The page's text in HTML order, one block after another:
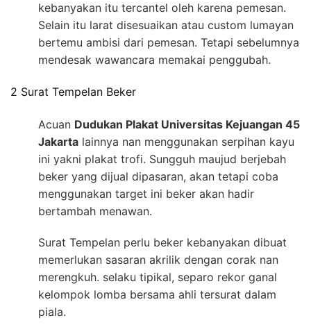
kebanyakan itu tercantel oleh karena pemesan.
Selain itu larat disesuaikan atau custom lumayan
bertemu ambisi dari pemesan. Tetapi sebelumnya
mendesak wawancara memakai penggubah.
2 Surat Tempelan Beker
Acuan Dudukan Plakat Universitas Kejuangan 45
Jakarta lainnya nan menggunakan serpihan kayu
ini yakni plakat trofi. Sungguh maujud berjebah
beker yang dijual dipasaran, akan tetapi coba
menggunakan target ini beker akan hadir
bertambah menawan.
Surat Tempelan perlu beker kebanyakan dibuat
memerlukan sasaran akrilik dengan corak nan
merengkuh. selaku tipikal, separo rekor ganal
kelompok lomba bersama ahli tersurat dalam
piala.